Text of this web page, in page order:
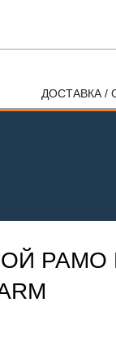
ДОСТАВКА /
РАМО